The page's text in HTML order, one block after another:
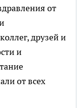
от
друзей и
и
от всех